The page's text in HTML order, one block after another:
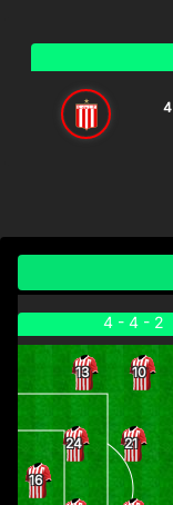
4
4 - 4 - 2
16
13
24
10
21